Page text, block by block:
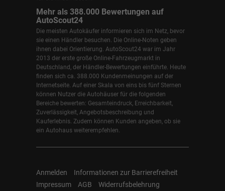
Mehr als 388.000 Bewertungen auf
AutoScout24
Die meisten Autokäufer informieren sich im Netz, bevor
sie einen Händler besuchen. Die Online-Noten geben
ihnen dabei Orientierung. AutoScout24 war im Jahr
2013 der erste große Online-Fahrzeugmarkt in
Deutschland, der Händler-Bewertungen einführte. Heute
finden sich ca. 388.000 Kundenmeinungen auf der
Internetseite. Auf einer Skala von eins bis fünf Sternen
können Nutzer die Autohäuser für die folgenden
Bereiche bewerten: Gesamteindruck, Erreichbarkeit,
Zuverlässigkeit, Angebotsbeschreibung und
Kauferlebnis. Zudem können Kunden angeben, ob sie
ein Autohaus weiterempfehlen.
Anmelden
Informationen zur Barrierefreiheit
Impressum
AGB Widerrufsbelehrung